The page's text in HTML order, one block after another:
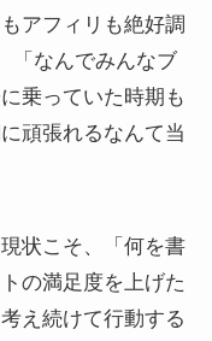
アフィリも絶好調
「なんでみんなブ
乗っていた時期も
頑張れるなんて当
状こそ、「何を書
の満足度を上げた
え続けて行動する